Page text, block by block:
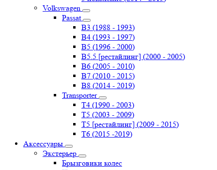
Volkswagen
Passat
B3 (1988 - 1993)
B4 (1993 - 1997)
B5 (1996 - 2000)
B5.5 [рестайлинг] (2000 - 2005)
B6 (2005 - 2010)
B7 (2010 - 2015)
B8 (2014 - 2019)
Transporter
Т4 (1990 - 2003)
Т5 (2003 - 2009)
Т5 [рестайлинг] (2009 - 2015)
Т6 (2015 -2019)
Аксессуары
Экстерьер
Брызговики колес